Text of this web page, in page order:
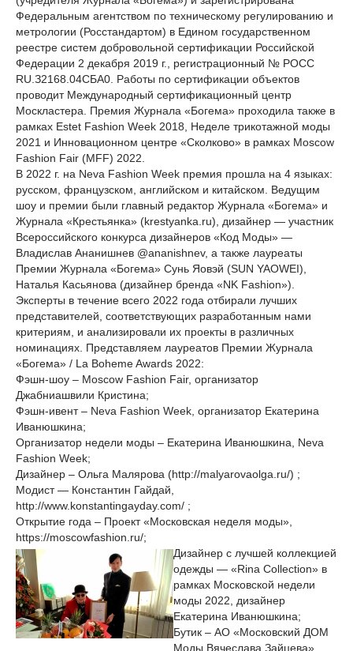
Федеральным агентством по техническому регулированию и
метрологии (Росстандартом) в Едином государственном
реестре систем добровольной сертификации Российской
Федерации 2 декабря 2019 г., регистрационный № РОСС
RU.З2168.04СБА0. Работы по сертификации объектов
проводит Международный сертификационный центр
Москластера. Премия Журнала «Богема» проходила также в
рамках Estet Fashion Week 2018, Неделе трикотажной моды
2021 и Инновационном центре «Сколково» в рамках Moscow
Fashion Fair (MFF) 2022.
В 2022 г. на Neva Fashion Week премия прошла на 4 языках:
русском, французском, английском и китайском. Ведущим
шоу и премии были главный редактор Журнала «Богема» и
Журнала «Крестьянка» (krestyanka.ru), дизайнер — участник
Всероссийского конкурса дизайнеров «Код Моды» —
Владислав Ананишнев @ananishnev, а также лауреаты
Премии Журнала «Богема» Сунь Яовэй (SUN YAOWEI),
Наталья Касьянова (дизайнер бренда «NK Fashion»).
Эксперты в течение всего 2022 года отбирали лучших
представителей, соответствующих разработанным нами
критериям, и анализировали их проекты в различных
номинациях. Представляем лауреатов Премии Журнала
«Богема» / La Boheme Awards 2022:
Фэшн-шоу – Moscow Fashion Fair, организатор
Джабниашвили Кристина;
Фэшн-ивент – Neva Fashion Week, организатор Екатерина
Иванюшкина;
Организатор недели моды – Екатерина Иванюшкина, Neva
Fashion Week;
Дизайнер – Ольга Малярова (http://malyarovaolga.ru/) ;
Модист — Константин Гайдай,
http://www.konstantingayday.com/ ;
Открытие года – Проект «Московская неделя моды»,
https://moscowfashion.ru/;
Дизайнер с лучшей коллекцией
одежды — «Rina Collection» в
рамках Московской недели
моды 2022, дизайнер
Екатерина Иванюшкина;
Бутик – АО «Московский ДОМ
Моды Вячеслава Зайцева»,